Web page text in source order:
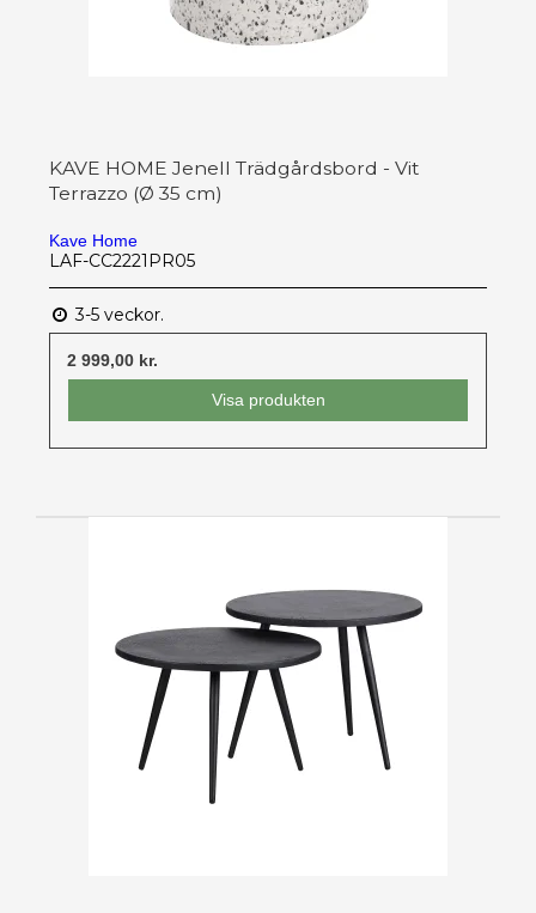
KAVE HOME Jenell Trädgårdsbord - Vit
Terrazzo (Ø 35 cm)
Kave Home
LAF-CC2221PR05
3-5 veckor.
2 999,00 kr.
Visa produkten